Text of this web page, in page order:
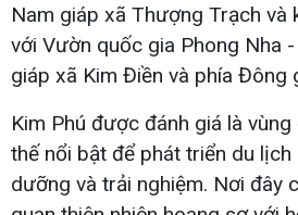
Nam giáp xã Thượng Trạch và
với Vườn quốc gia Phong Nha
giáp xã Kim Điền và phía Đông
Kim Phú được đánh giá là
thế nổi bật để phát triển du lịch
dưỡng và trải nghiệm. Nơi đây